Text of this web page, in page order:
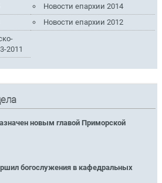
Новости епархии 2014
Новости епархии 2012
2011
новым главой Приморской
богослужения в кафедральных